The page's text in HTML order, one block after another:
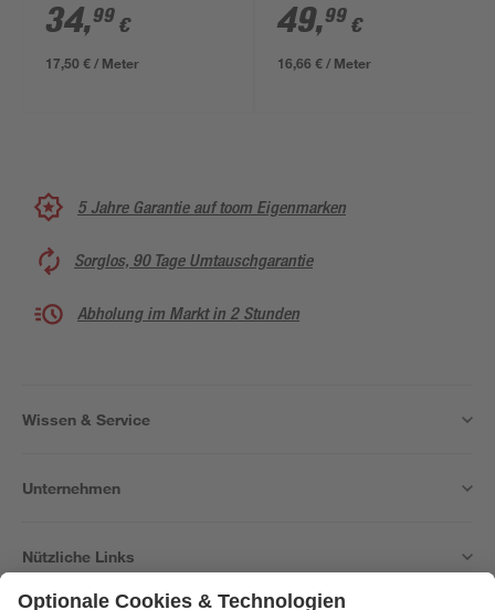
34,99 €
17,50 € / Meter
49,99 €
16,66 € / Meter
5 Jahre Garantie auf toom Eigenmarken
Sorglos, 90 Tage Umtauschgarantie
Abholung im Markt in 2 Stunden
Wissen & Service
Unternehmen
Nützliche Links